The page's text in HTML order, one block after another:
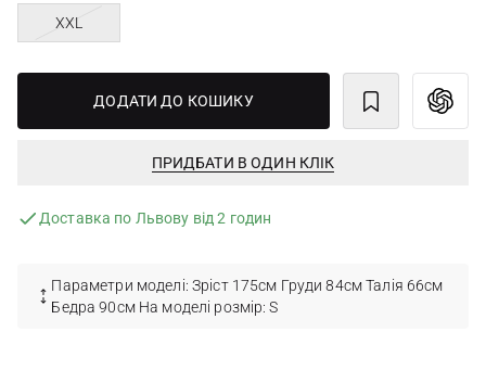
XXL
ДОДАТИ ДО КОШИКУ
ПРИДБАТИ В ОДИН КЛІК
Доставка по Львову від 2 годин
Параметри моделі: Зріст 175см Груди 84см Талія 66см
Бедра 90см На моделі розмір: S